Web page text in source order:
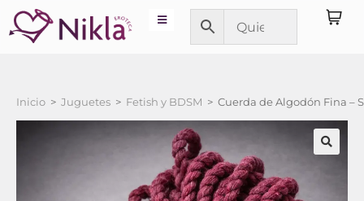
Inicio > Juguetes > Fetish y BDSM > Cuerda de Algodón Fina –